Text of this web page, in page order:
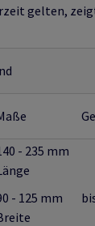
gelten,
- 235 mm
- 125 mm